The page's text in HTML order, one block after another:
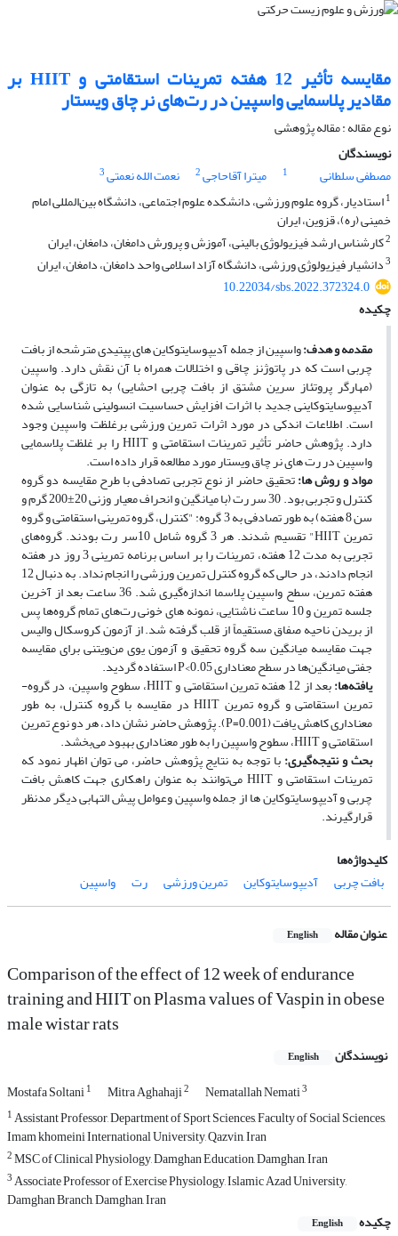
مقایسه تأثیر 12 هفته‌ تمرینات استقامتی و HIIT بر
مقادیر پلاسمایی واسپین در رت‌های نر چاق ویستار
نوع مقاله : مقاله پژوهشی
نویسندگان
مصطفی سلطانی
1 میترا آقاحاجی2 نعمت الله نعمتی3
1استادیار، گروه علوم ورزشی، دانشکده علوم اجتماعی، دانشگاه بین‌المللی امام
خمینی (ره)، قزوین، ایران
2کارشناس ارشد فیزیولوژی بالینی، آموزش و پرورش دامغان، دامغان، ایران
3دانشیار فیزیولوژی ورزشی، دانشگاه آزاد اسلامی واحد دامغان، دامغان، ایران
10.22034/sbs.2022.372324.0
چکیده
مقدمه و هدف:واسپین از جمله آدیپوسایتوکاین های پپتیدی مترشحه از بافت
چربی است که در پاتوژنز چاقی و اختلالات همراه با آن نقش دارد. واسپین
(مهارگر پروتئاز سرین مشتق از بافت چربی احشایی) به تازگی به عنوان
آدیپوسایتوکاینی جدید با اثرات افزایش حساسیت انسولینی شناسایی شده
است. اطلاعات اندکی در مورد اثرات تمرین ورزشی برغلظت واسپین وجود
دارد. پژوهش حاضر تأثیر تمرینات استقامتی و HIIT را بر غلظت پلاسمایی
واسپین در رت های نر چاق ویستار مورد مطالعه قرار داده است.
مواد و روش­ ها:تحقیق حاضر از نوع تجربی تصادفی با طرح مقایسه­ دو گروه
کنترل و تجربی بود. 30 سر رت (با میانگین و انحراف معیار وزنی 20±200 گرم و
سن 8 هفته) به طور تصادفی به 3 گروه: "کنترل، گروه‌ تمرینی استقامتی و گروه
تمرین HIIT" تقسیم شدند. هر 3 گروه شامل 10سر رت بودند. گروه‌های
تجربی به مدت 12 هفته، تمرینات را بر اساس برنامه تمرینی 3 روز در هفته
انجام دادند، در حالی که گروه کنترل تمرین ورزشی را انجام نداد. به دنبال 12
هفته تمرین، سطح واسپین پلاسما اندازه‌گیری شد. 36 ساعت بعد از آخرین
جلسه تمرین و 10 ساعت ناشتایی، نمونه­ های خونی رت‌های تمام گروه‌ها پس
از بریدن ناحیه صفاق مستقیماً از قلب گرفته شد. از آزمون کروسکال والیس
جهت مقایسه میانگین سه گروه‌ تحقیق و آزمون یوی‌ من‌‌ویتنی برای مقایسه
جفتی میانگین‌ها در سطح معناداری 0.05>P استفاده گردید.
یافته‌ها: بعد از 12 هفته تمرین استقامتی و HIIT، سطوح واسپین، در گروه­
تمرین استقامتی و گروه تمرین HIIT در مقایسه با گروه کنترل، به­ طور
معناداری کاهش یافت (0.001=P). پژوهش حاضر نشان داد، هر دو نوع تمرین
استقامتی و HIIT، سطوح واسپین را به ­طور معناداری بهبود می‌بخشد.
بحث و نتیجه‌گیری:با توجه به نتایج پژوهش حاضر، می ­توان اظهار نمود که
تمرینات استقامتی و HIIT می‌توانند به­ عنوان راهکاری جهت کاهش بافت
چربی و آدیپوسایتوکاین­ ها از جمله واسپین وعوامل پیش التهابی دیگر مدنظر
قرارگیرند.
کلیدواژه‌ها
بافت چربی
آدیپوسایتوکاین تمرین ورزشی رت واسپین
عنوان مقاله English
Comparison of the effect of 12 week of endurance
training and HIIT on Plasma values of Vaspin in obese
male wistar rats
نویسندگان English
Mostafa Soltani1 Mitra Aghahaji2 Nematallah Nemati3
1Assistant Professor, Department of Sport Sciences, Faculty of Social Sciences,
Imam khomeini International University, Qazvin, Iran
2MSC of Clinical Physiology, Damghan Education, Damghan, Iran
3Associate Professor of Exercise Physiology, Islamic Azad University,
Damghan Branch, Damghan, Iran
چکیده
English